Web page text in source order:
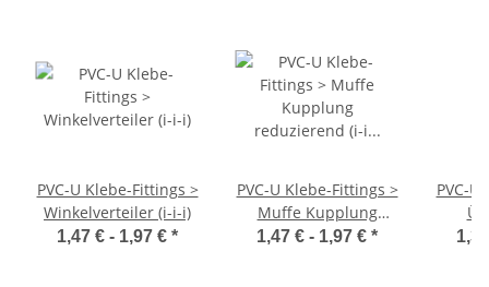
PVC-U Klebe-Fittings >
Winkelverteiler (i-i-i)
1,47 € - 1,97 € *
PVC-U Klebe-Fittings >
Muffe Kupplung
reduzierend (i-i r.)
1,47 € - 1,97 € *
PVC-